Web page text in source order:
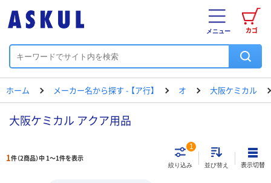
カゴ
メニュー
ホーム メーカー名から探す - 【ア行】 オ 大阪ケミカル
大阪ケミカル アクア用品
1件（2商品）中 1～1件を表示
絞り込み
1
並び替え 表示切替